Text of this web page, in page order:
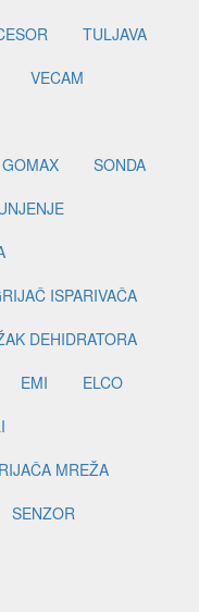
TULJAVA
VECAM
GOMAX
SONDA
ISPARIVAČA
DEHIDRATORA
EMI
ELCO
MREŽA
SENZOR